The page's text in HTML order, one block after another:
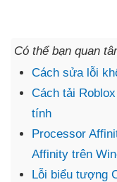
Có thể bạn quan
Cách sửa lỗi
Cách tải
tính
Processor
Affinity trên
Lỗi biểu tượng